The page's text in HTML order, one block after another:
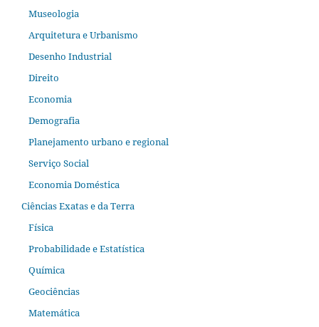
Museologia
Arquitetura e Urbanismo
Desenho Industrial
Direito
Economia
Demografia
Planejamento urbano e regional
Serviço Social
Economia Doméstica
Ciências Exatas e da Terra
Física
Probabilidade e Estatística
Química
Geociências
Matemática